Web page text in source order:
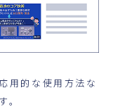
用的な使用方法な
。